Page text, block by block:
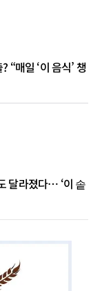
“매일 ‘이 음식’ 챙
달라졌다… ‘이 솥